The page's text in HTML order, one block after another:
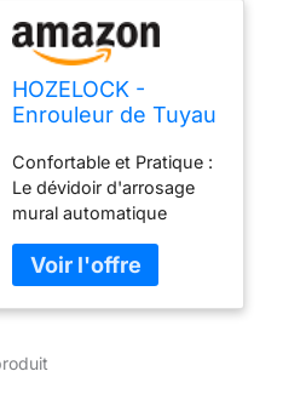
HOZELOCK -
Enrouleur de Tuyau
M : Facile
d'Installation,
Dévidoir Prêt à
l'Emploi avec lance,
Raccords, Tuyau
Hozelock et
Fixation Inclus -
[2595R0000]
Confortable et Pratique :
Le dévidoir d'arrosage
mural automatique
enroulement
automatique du tuyau. le
système de guidage
superposition correcte